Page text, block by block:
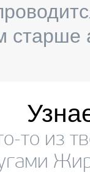
старше
то из